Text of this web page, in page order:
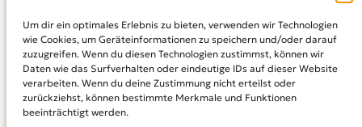
Um dir ein optimales Erlebnis zu bieten, verwenden wir Technologien
wie Cookies, um Geräteinformationen zu speichern und/oder darauf
zuzugreifen. Wenn du diesen Technologien zustimmst, können wir
Daten wie das Surfverhalten oder eindeutige IDs auf dieser Website
verarbeiten. Wenn du deine Zustimmung nicht erteilst oder
zurückziehst, können bestimmte Merkmale und Funktionen
beeinträchtigt werden.
MAGAZIN
KidS-Ausgaben online lesen
Abonnement
Archiv
INFO